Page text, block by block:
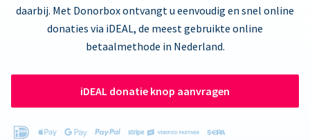
daarbij. Met Donorbox ontvangt u eenvoudig en snel online
donaties via iDEAL, de meest gebruikte online
betaalmethode in Nederland.
iDEAL donatie knop aanvragen